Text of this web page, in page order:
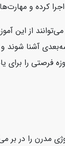
کرده و
از این
آشنا شوند
را برای
مدرن را در